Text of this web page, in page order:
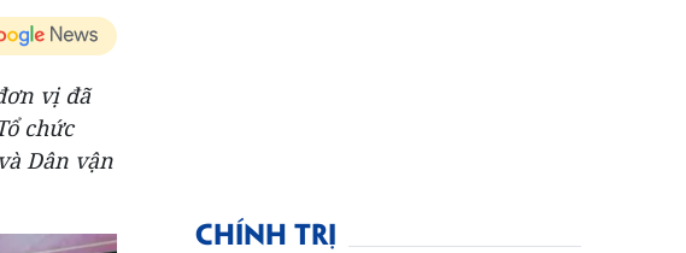
vị đã
chức
Dân vận
CHÍNH TRỊ